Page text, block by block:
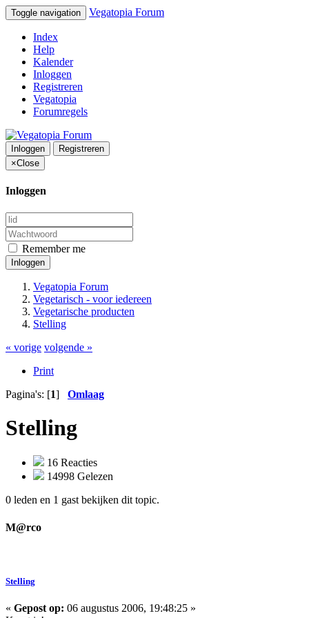
Toggle navigation Vegatopia Forum
Index
Help
Kalender
Inloggen
Registreren
Vegatopia
Forumregels
Inloggen
Registreren
×Close
Inloggen
Remember me
Inloggen
Vegatopia Forum
Vegetarisch - voor iedereen
Vegetarische producten
Stelling
« vorige volgende »
Print
Pagina's: [1] Omlaag
Stelling
16 Reacties
14998 Gelezen
0 leden en 1 gast bekijken dit topic.
M@rco
Stelling
« Gepost op: 06 augustus 2006, 19:48:25 »